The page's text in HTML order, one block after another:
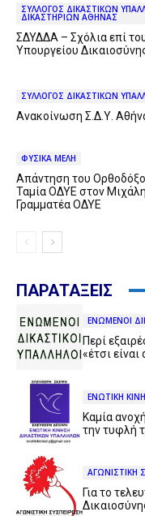
ΣΥΛΛΟΓΟΣ ΔΙΚΑΣΤΙΚΩΝ
ΔΙΚΑΣΤΗΡΙΩΝ ΑΘΗΝΑΣ
ΣΔΥΔΔΑ – Σχόλια επί
Υπουργείου
ΣΥΛΛΟΓΟΣ ΔΙΚΑΣΤΙΚΩΝ
Ανακοίνωση Σ.Δ.Υ.
ΦΥΣΙΚΑ ΜΕΛΗ
Απάντηση του
Ταμία ΟΔΥΕ στον
Γραμματέα ΟΔΥΕ
ΠΑΡΑΤΑΞΕΙΣ
ΕΝΩΜΕΝΟΙ
Περί
«έτσι είναι
ΕΝΩΤΙΚΗ
Καμία
την τυφλή
ΑΓΩΝΙΣΤΙΚΗ
Για το